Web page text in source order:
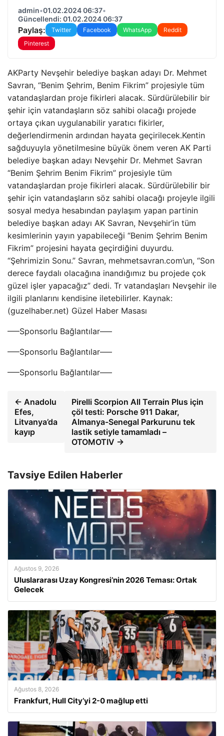
admin•01.02.2024 06:37•
Güncellendi: 01.02.2024 06:37
Paylaş: Twitter Facebook WhatsApp
Reddit
Pinterest
AKParty Nevşehir belediye başkan adayı Dr. Mehmet
Savran, “Benim Şehrim, Benim Fikrim” projesiyle tüm
vatandaşlardan proje fikirleri alacak. Sürdürülebilir bir
şehir için vatandaşların söz sahibi olacağı projede
ortaya çıkan uygulanabilir yaratıcı fikirler,
değerlendirmenin ardından hayata geçirilecek.Kentin
sağduyuyla yönetilmesine büyük önem veren AK Parti
belediye başkan adayı Nevşehir Dr. Mehmet Savran
“Benim Şehrim Benim Fikrim” projesiyle tüm
vatandaşlardan proje fikirleri alacak. Sürdürülebilir bir
şehir için vatandaşların söz sahibi olacağı projeyle ilgili
sosyal medya hesabından paylaşım yapan partinin
belediye başkan adayı AK Savran, Nevşehir’in tüm
kesimlerinin yayın yapabileceği “Benim Şehrim Benim
Fikrim” projesini hayata geçirdiğini duyurdu.
“Şehrimizin Sonu.” Savran, mehmetsavran.com’un, “Son
derece faydalı olacağına inandığımız bu projede çok
güzel işler yapacağız” dedi. Tr vatandaşları Nevşehir ile
ilgili planlarını kendisine iletebilirler. Kaynak:
(guzelhaber.net) Güzel Haber Masası
—–Sponsorlu Bağlantılar—–
—–Sponsorlu Bağlantılar—–
—–Sponsorlu Bağlantılar—–
← Anadolu
Efes,
Litvanya’da
kayıp
Pirelli Scorpion All Terrain Plus için
çöl testi: Porsche 911 Dakar,
Almanya-Senegal Parkurunu tek
lastik setiyle tamamladı –
OTOMOTIV →
Tavsiye Edilen Haberler
Ağustos 9, 2026
Uluslararası Uzay Kongresi’nin 2026 Teması: Ortak
Gelecek
Ağustos 8, 2026
Frankfurt, Hull City’yi 2-0 mağlup etti